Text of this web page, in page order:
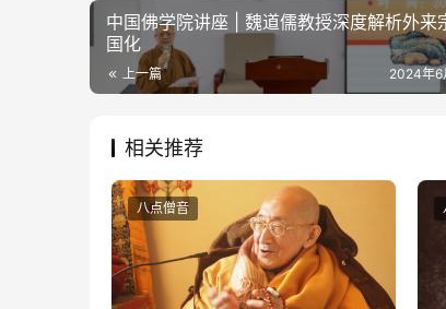
中国佛学院讲座 | 魏道儒教授深度解析外来
国化
上一篇 2024年6
相关推荐
八点僧音